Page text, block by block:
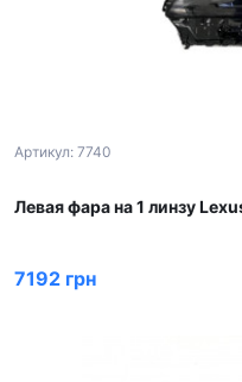
Артикул: 7740
Левая фара на 1 линзу
7192 грн